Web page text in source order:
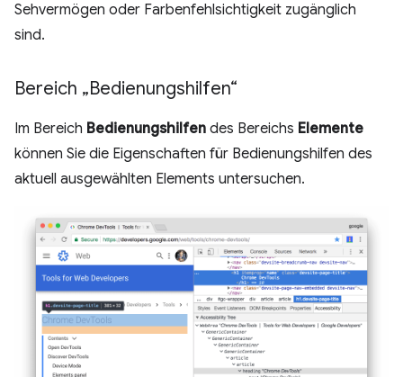
Sehvermögen oder Farbenfehlsichtigkeit zugänglich
sind.
Bereich „Bedienungshilfen“
Im Bereich Bedienungshilfen des Bereichs Elemente
können Sie die Eigenschaften für Bedienungshilfen des
aktuell ausgewählten Elements untersuchen.